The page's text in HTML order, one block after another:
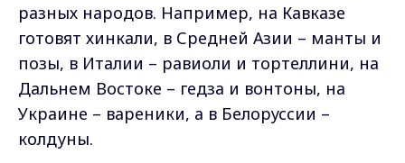
разных народов. Например, на Кавказе
готовят хинкали, в Средней Азии – манты и
позы, в Италии – равиоли и тортеллини, на
Дальнем Востоке – гедза и вонтоны, на
Украине – вареники, а в Белоруссии –
колдуны.